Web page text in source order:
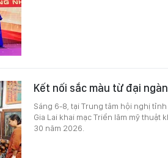
Kết nối sắc màu từ đại
Sáng 6-8, tại Trung tâm hội nghị
Gia Lai khai mạc Triển lãm mỹ thuật
30 năm 2026.